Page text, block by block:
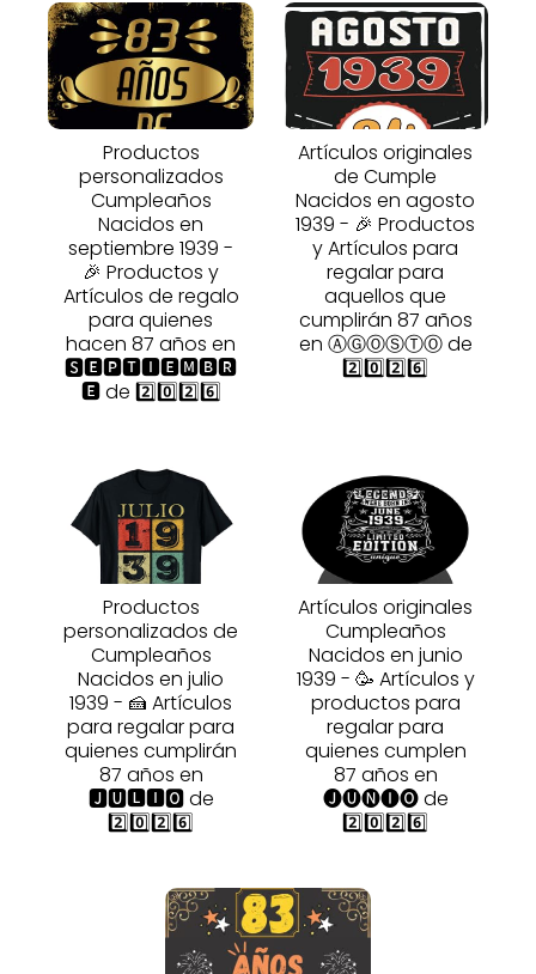
Productos
personalizados
Cumpleaños
Nacidos en
septiembre 1939 -
🎉 Productos y
Artículos de regalo
para quienes
hacen 87 años en
🆂🅴🅿🆃🅸🅴🅼🅱🆁
🅴 de 2️⃣0️⃣2️⃣6️⃣
Artículos originales
de Cumple
Nacidos en agosto
1939 - 🎉 Productos
y Artículos para
regalar para
aquellos que
cumplirán 87 años
en ⒶⒼⓄⓈⓉⓄ de
2️⃣0️⃣2️⃣6️⃣
Productos
personalizados de
Cumpleaños
Nacidos en julio
1939 - 🍰 Artículos
para regalar para
quienes cumplirán
87 años en
🅹🆄🅻🅸🅾 de
2️⃣0️⃣2️⃣6️⃣
Artículos originales
Cumpleaños
Nacidos en junio
1939 - 🥳 Artículos y
productos para
regalar para
quienes cumplen
87 años en
🅙🅤🅝🅘🅞 de
2️⃣0️⃣2️⃣6️⃣